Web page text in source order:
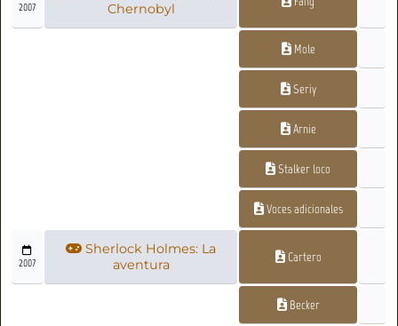
2007
Chernobyl
Mole
Seriy
Arnie
Stalker loco
Voces adicionales
2007
Sherlock Holmes: La
aventura
Cartero
Becker